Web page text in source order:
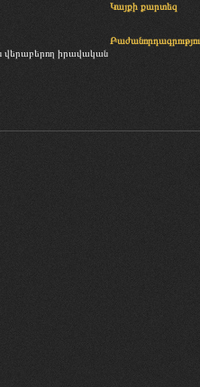
վերաբերող իրավական
Կայքի քարտեզ